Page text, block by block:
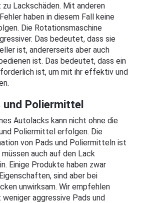
Lackschäden. Mit anderen
haben in diesem Fall keine
Die Rotationsmaschine
Das bedeutet, dass sie
ist, andererseits aber auch
ist. Das bedeutet, dass ein
ist, um mit ihr effektiv und
und Poliermittel
Autolacks kann nicht ohne die
Poliermittel erfolgen. Die
von Pads und Poliermitteln ist
auch auf den Lack
Einige Produkte haben zwar
sind aber bei
unwirksam. Wir empfehlen
weniger aggressive Pads und